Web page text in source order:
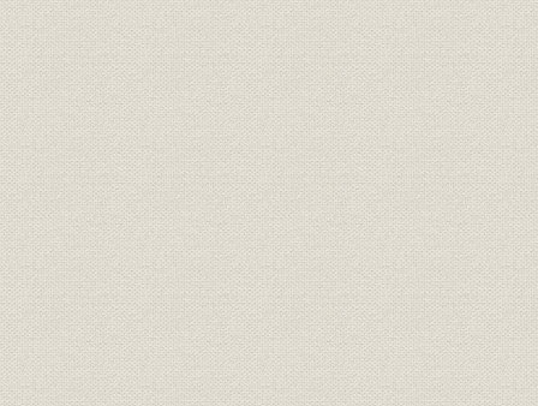
役員
会長・頭取列伝 3 第4代頭取 渡
辺幸男(第4代会長)、第5代頭取
亀井謙二(第5代会長)
経済政策
バブル崩壊後の主な緊急経済対
策
平成4年
(2002年)
設備 当行設置の現金自動設備
平成5年
(2002年)
商品
[懸賞金付定期預金の]1ユニット
あたりの懸賞金内訳
平成10年
経営
アウトソーシング決定から稼働
までの概要
平成10年
(2000年)5